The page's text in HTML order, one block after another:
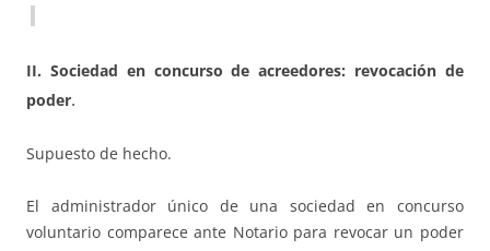
II. Sociedad en concurso de acreedores: revocación de
poder.
Supuesto de hecho.
El administrador único de una sociedad en concurso
voluntario comparece ante Notario para revocar un poder